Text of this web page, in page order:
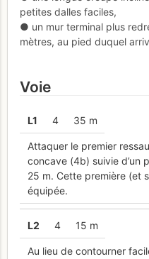
petites dalles faciles,
● un mur terminal plus
mètres, au pied duquel
Voie
L1 4 35 m
Attaquer le premier
concave (4b) suivie d’un
25 m. Cette première (et
équipée.
L2 4 15 m
Au lieu de contourner